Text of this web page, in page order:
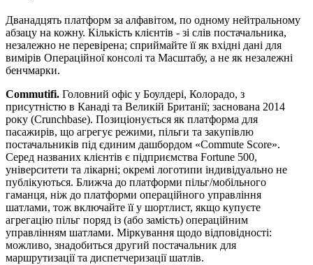
Дванадцять платформ за алфавітом, по одному нейтральному
абзацу на кожну. Кількість клієнтів - зі слів постачальника,
незалежно не перевірена; сприймайте її як вхідні дані для
вимірів Операційної консолі та Масштабу, а не як незалежні
бенчмарки.
Commutifi. Головний офіс у Боулдері, Колорадо, з
присутністю в Канаді та Великій Британії; заснована 2014
року (Crunchbase). Позиціонується як платформа для
пасажирів, що агрегує режими, пільги та закупівлю
постачальників під єдиним дашбордом «Commute Score».
Серед названих клієнтів є підприємства Fortune 500,
університети та лікарні; окремі логотипи індивідуально не
публікуються. Ближча до платформи пільг/мобільного
гаманця, ніж до платформи операційного управління
шатлами, тож включайте її у шортлист, якщо купуєте
агрегацію пільг поряд із (або замість) операційним
управлінням шатлами. Міркування щодо відповідності:
можливо, знадобиться другий постачальник для
маршрутизації та диспетчеризації шатлів.